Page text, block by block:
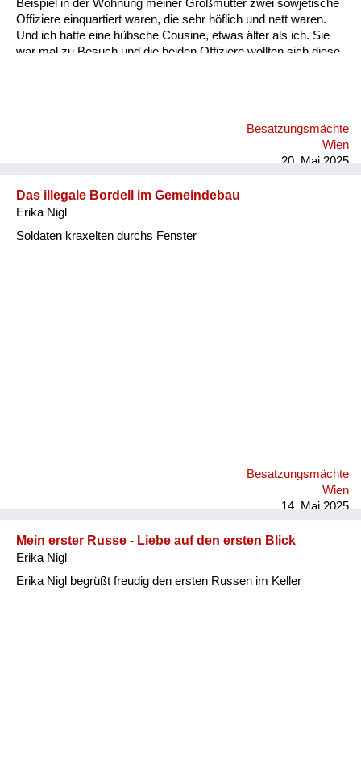
Beispiel in der Wohnung meiner Großmutter zwei sowjetische
Offiziere einquartiert waren, die sehr höflich und nett waren.
Und ich hatte eine hübsche Cousine, etwas älter als ich. Sie
war mal zu Besuch und die beiden Offiziere wollten sich diese
Cousine oder mich Ex getrunken. Und die Reaktion der
Offiziere war überraschend. Sie haben mir Beifall geklatscht.
Besatzungsmächte
Wien
20. Mai 2025
Das illegale Bordell im Gemeindebau
Erika Nigl
Soldaten kraxelten durchs Fenster
Besatzungsmächte
Wien
14. Mai 2025
Mein erster Russe - Liebe auf den ersten Blick
Erika Nigl
Erika Nigl begrüßt freudig den ersten Russen im Keller